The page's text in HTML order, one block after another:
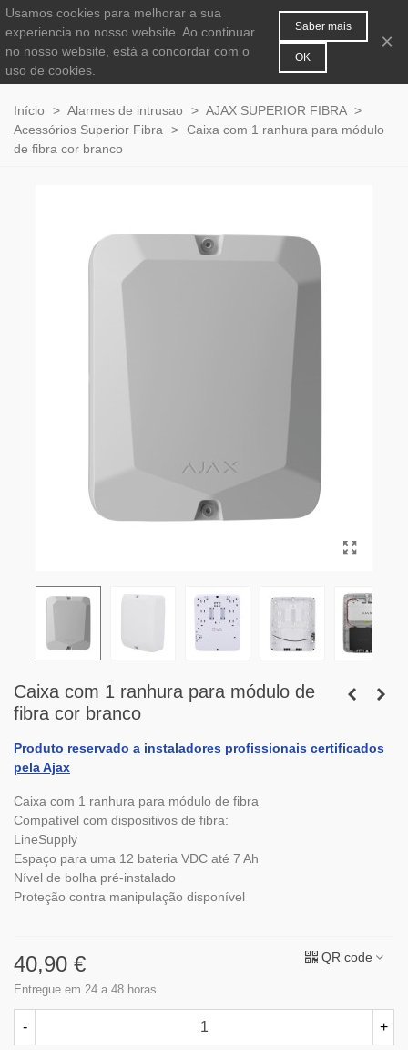
0
Início > Alarmes de intrusao > AJAX SUPERIOR FIBRA >
Acessórios Superior Fibra
> Caixa com 1 ranhura para módulo
de fibra cor branco
Caixa com 1 ranhura para módulo de
fibra cor branco
Produto reservado a instaladores profissionais certificados
pela Ajax
Caixa com 1 ranhura para módulo de fibra
Compatível com dispositivos de fibra:
LineSupply
Espaço para uma 12 bateria VDC até 7 Ah
Nível de bolha pré-instalado
Proteção contra manipulação disponível
40,90 €
Entregue em 24 a 48 horas
QR code
- +
Usamos cookies para melhorar a sua
experiencia no nosso website. Ao continuar
no nosso website, está a concordar com o
uso de cookies.
Saber mais
OK
×